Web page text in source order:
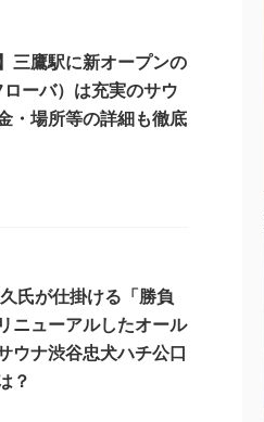
三鷹駅に新オープンの
ーバ）は充実のサウ
・場所等の詳細も徹底
氏が仕掛ける「勝負
ニューアルしたオール
ウナ渋谷忠犬ハチ公口
？